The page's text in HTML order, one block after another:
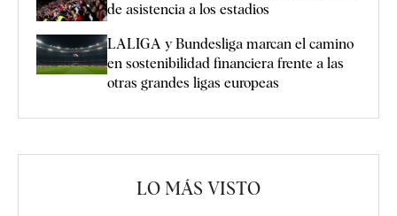
de asistencia a los estadios
LALIGA y Bundesliga marcan el camino
en sostenibilidad financiera frente a las
otras grandes ligas europeas
LO MÁS VISTO